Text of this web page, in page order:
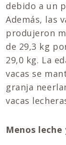
debido a un
Además, las
produjeron
de 29,3 kg
29,0 kg. La
vacas se
granja
vacas
Menos